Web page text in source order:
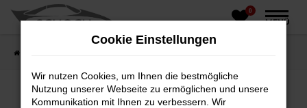
Zum
0
MENÜ
Cookie Einstellungen
Wir nutzen Cookies, um Ihnen die bestmögliche
Nutzung unserer Webseite zu ermöglichen und unsere
Kommunikation mit Ihnen zu verbessern. Wir